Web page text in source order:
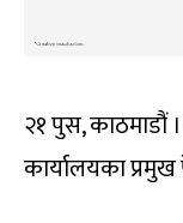
२१ पुस, काठमाडौं
कार्यालयका